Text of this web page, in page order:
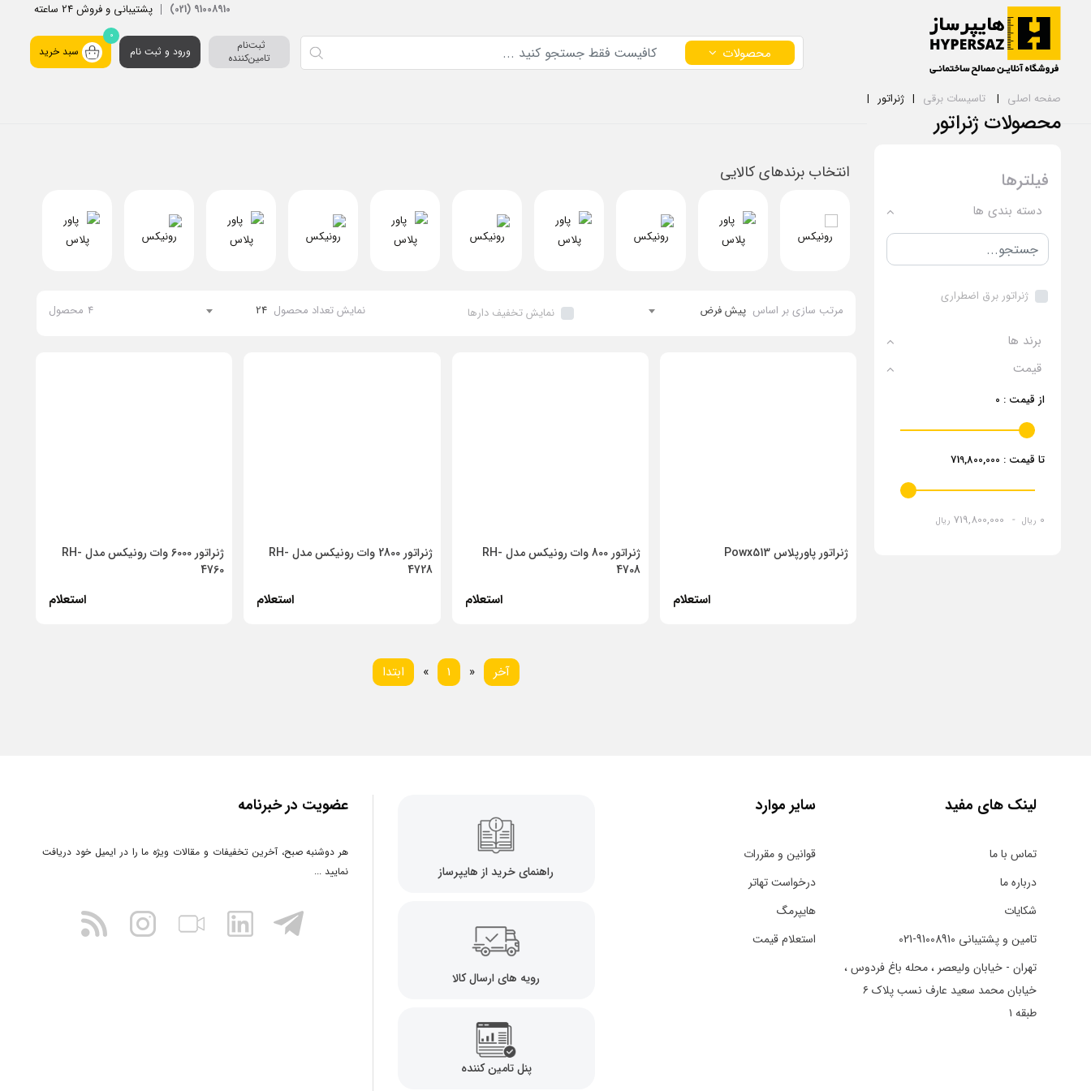
91008910 (021) پشتیبانی و فروش 24 ساعته
محصولات
تامین‌کننده
ورود و ثبت نام
0
سبد خرید
صفحه اصلی تاسیسات برقی ژنراتور
محصولات ژنراتور
فیلترها
دسته بندی ها
ژنراتور برق اضطراری
برند ها
قیمت
از قیمت : 0
تا قیمت : 719,800,000
0 ریال -
719,800,000 ریال
انتخاب برندهای کالایی
مرتب سازی بر اساس پیش فرض نمایش تخفیف دارها نمایش تعداد محصول 24
4 محصول
ژنراتور پاورپلاس Powx513
استعلام
ژنراتور 800 وات رونیکس مدل RH-
4708
استعلام
ژنراتور 2800 وات رونیکس مدل RH-
4728
استعلام
ژنراتور 6000 وات رونیکس مدل RH-
4760
استعلام
ابتدا «قبلی1 »بعدیآخر
لینک های مفید
تماس با ما
درباره ما
شکایات
تامین و پشتیبانی 91008910-021
تهران - خیابان ولیعصر ، محله باغ فردوس ،
خیابان محمد سعید عارف نسب پلاک ۶
طبقه ۱
سایر موارد
قوانین و مقررات
درخواست تهاتر
هایپرمگ
استعلام قیمت
راهنمای خرید از هایپرساز
رویه های ارسال کالا
پنل تامین کننده
عضویت در خبرنامه
هر دوشنبه صبح، آخرین تخفیفات و مقالات ویژه ما را در ایمیل خود دریافت
نمایید ...